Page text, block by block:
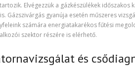
Elvégezzük a gázkészülékek
Gázszivárgás gyanúja esetén műszeres
számára energiatakarékos fűtési
szektor részére is elérhető.
és